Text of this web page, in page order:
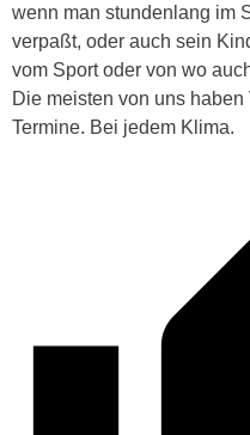
wenn man stundenlang im
verpaßt, oder auch sein
vom Sport oder von wo
Die meisten von uns
Termine. Bei jedem Klima.